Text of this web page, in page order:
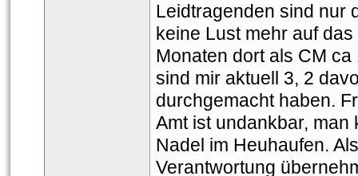
Leidtragenden sind nur
keine Lust mehr auf
Monaten dort als CM
ind mir aktuell 3, 2
durchgemacht haben.
Amt ist undankbar,
Nadel im Heuhaufen.
Verantwortung